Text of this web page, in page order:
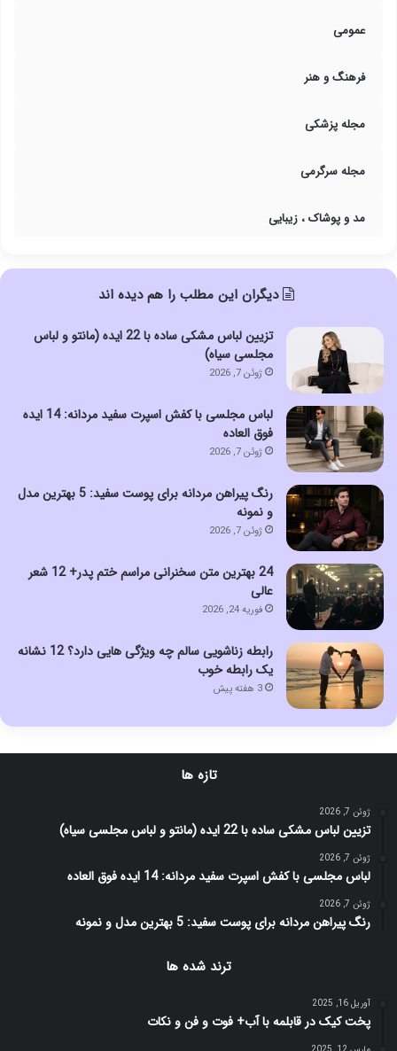
عمومی
فرهنگ و هنر
مجله پزشکی
مجله سرگرمی
مد و پوشاک ، زیبایی
دیگران این مطلب را هم دیده اند
تزیین لباس مشکی ساده با 22 ایده (مانتو و لباس
مجلسی سیاه)
ژوئن 7, 2026
لباس مجلسی با کفش اسپرت سفید مردانه: 14 ایده
فوق العاده
ژوئن 7, 2026
رنگ پیراهن مردانه برای پوست سفید: 5 بهترین مدل
و نمونه
ژوئن 7, 2026
24 بهترین متن سخنرانی مراسم ختم پدر+ 12 شعر
عالی
فوریه 24, 2026
رابطه زناشویی سالم چه ویژگی هایی دارد؟ 12 نشانه
یک رابطه خوب
3 هفته پیش
تازه ها
ژوئن 7, 2026
تزیین لباس مشکی ساده با 22 ایده (مانتو و لباس مجلسی سیاه)
ژوئن 7, 2026
لباس مجلسی با کفش اسپرت سفید مردانه: 14 ایده فوق العاده
ژوئن 7, 2026
رنگ پیراهن مردانه برای پوست سفید: 5 بهترین مدل و نمونه
ترند شده ها
آوریل 16, 2025
پخت کیک در قابلمه با آب+ فوت و فن و نکات